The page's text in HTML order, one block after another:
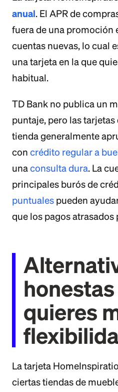
anual. El APR de
fuera de una promoción
cuentas nuevas, lo cual
una tarjeta en la que
habitual.
TD Bank no publica un
puntaje, pero las
tienda generalmente
con crédito regular a
unaconsulta dura. La
principales burós de
puntuales pueden
que los pagos
honestas
quieres
La tarjeta
ciertas tiendas de